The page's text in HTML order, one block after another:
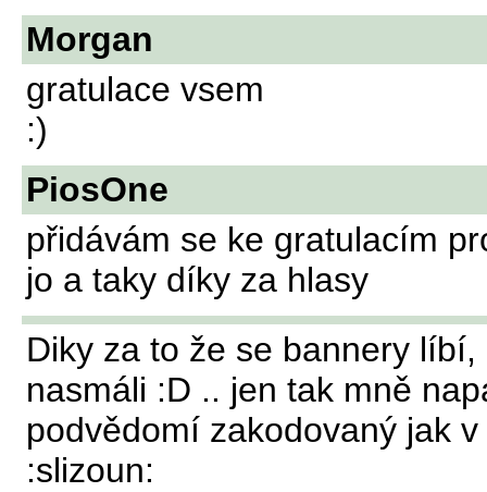
Morgan
gratulace vsem
:)
PiosOne
přidávám se ke gratulacím
jo a taky díky za hlasy
Diky za to že se bannery
nasmáli :D .. jen tak mně
podvědomí zakodovaný jak
:slizoun: